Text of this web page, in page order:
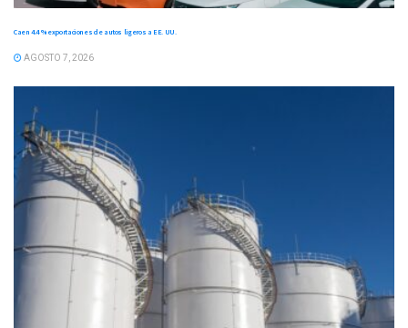
Caen 4.4 % exportaciones de autos ligeros a EE. UU.
AGOSTO 7, 2026